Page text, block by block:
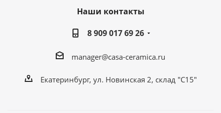
Наши контакты
8 909 017 69 26
manager@casa-ceramica.ru
Екатеринбург, ул. Новинская 2, склад "С15"